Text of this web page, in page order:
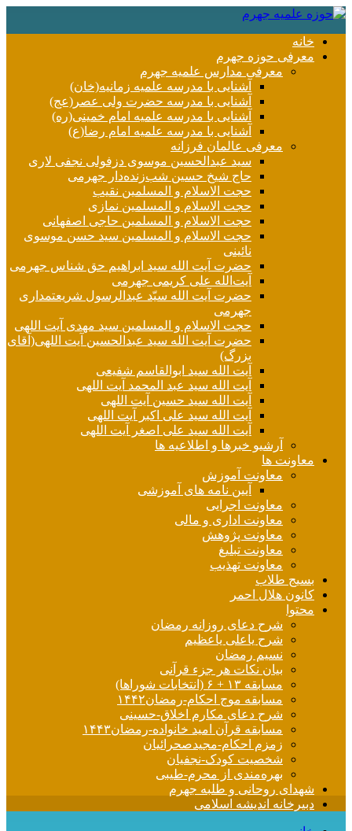
خانه
معرفی حوزه جهرم
معرفی مدارس علمیه جهرم
آشنایی با مدرسه علمیه زمانیه(خان)
آشنایی با مدرسه حضرت ولی عصر(عج)
آشنایی با مدرسه علمیه امام خمینی(ره)
آشنایی با مدرسه علمیه امام رضا(ع)
معرفی عالمان فرزانه
سید عبدالحسین موسوی دزفولی نجفی لاری
حاج شیخ حسین شب‌زنده‌دار جهرمی
حجت الاسلام و المسلمین نقیب
حجت الاسلام و المسلمین نمازی
حجت الاسلام و المسلمین حاجی اصفهانی
حجت الاسلام و المسلمین سید حسن موسوی
نائینی
حضرت آیت الله سید ابراهیم حق شناس جهرمی
آیت‌الله علی کریمی جهرمی
حضرت آيت الله سیّد عبدالرسول شریعتمداری
جهرمی
حجت الاسلام و المسلمین سید مهدی آیت اللهی
حضرت آیت الله سید عبدالحسین آیت اللهی(آقای
بزرگ)
آیت الله سید ابوالقاسم شفیعی
آیت الله سید عبد المحمد آیت اللهی
آیت الله سید حسین آیت اللهی
آیت الله سید علی اکبر آیت اللهی
آیت الله سید علی اصغر آیت اللهی
آرشیو خبرها و اطلاعیه ها
معاونت ها
معاونت آموزش
آیین نامه های آموزشی
معاونت اجرایی
معاونت اداری و مالی
معاونت پژوهش
معاونت تبلیغ
معاونت تهذیب
بسیج طلاب
کانون هلال احمر
محتوا
شرح دعای روزانه رمضان
شرح یاعلی یاعظیم
نسیم رمضان
بیان نکات هر جزء قرآنی
مسابقه ۱۳ + ۶ (انتخابات شوراها)
مسابقه موج احکام-رمضان۱۴۴۲
شرح دعای مکارم اخلاق-حسینی
مسابقه قرآن امید خانواده-رمضان۱۴۴۳
زمزم احکام-مجیدصحرائیان
شخصیت کودک-نجفیان
بهره‌مندی از محرم-طیبی
شهدای روحانی و طلبه جهرم
دبیرخانه اندیشه اسلامی